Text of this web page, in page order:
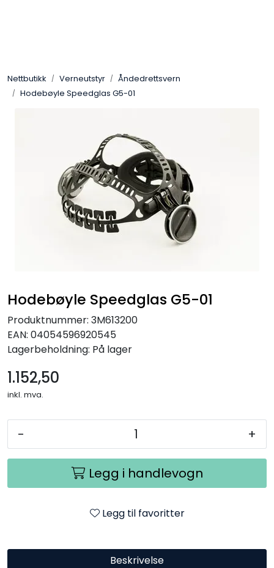
Nettbutikk Verneutstyr
Åndedrettsvern
Hodebøyle Speedglas G5-01
Hodebøyle Speedglas G5-01
Produktnummer: 3M613200
EAN: 04054596920545
Lagerbeholdning: På lager
1.152,50
inkl. mva.
- +
Legg i handlevogn
Legg til favoritter
Beskrivelse
Pakning
Slitasjeteknikk
Verneutstyr